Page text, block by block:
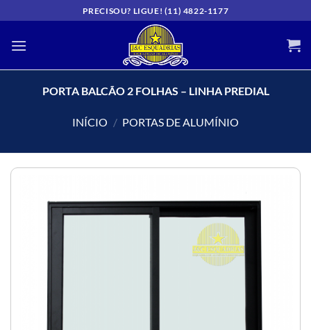
to
content
PRECISOU? LIGUE! (11) 4822-1177
PORTA BALCÃO 2 FOLHAS – LINHA PREDIAL
INÍCIO / PORTAS DE ALUMÍNIO